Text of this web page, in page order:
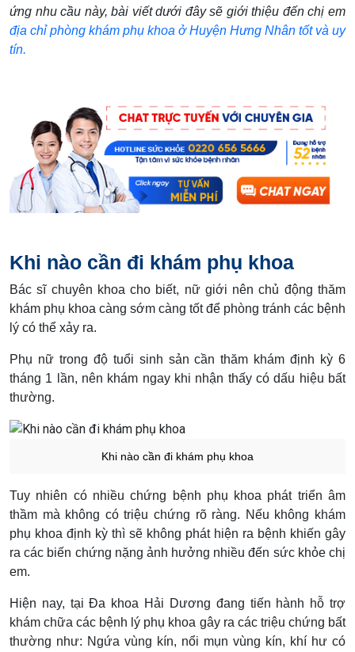
ứng nhu cầu này, bài viết dưới đây sẽ giới thiệu đến chị em
địa chỉ phòng khám phụ khoa ở Huyện Hưng Nhân tốt và uy
tín.
Khi nào cần đi khám phụ khoa
Bác sĩ chuyên khoa cho biết, nữ giới nên chủ động thăm
khám phụ khoa càng sớm càng tốt để phòng tránh các bệnh
lý có thể xảy ra.
Phụ nữ trong độ tuổi sinh sản cần thăm khám định kỳ 6
tháng 1 lần, nên khám ngay khi nhận thấy có dấu hiệu bất
thường.
Khi nào cần đi khám phụ khoa
Tuy nhiên có nhiều chứng bệnh phụ khoa phát triển âm
thầm mà không có triệu chứng rõ ràng. Nếu không khám
phụ khoa định kỳ thì sẽ không phát hiện ra bệnh khiến gây
ra các biến chứng nặng ảnh hưởng nhiều đến sức khỏe chị
em.
Hiện nay, tại Đa khoa Hải Dương đang tiến hành hỗ trợ
khám chữa các bệnh lý phụ khoa gây ra các triệu chứng bất
thường như: Ngứa vùng kín, nổi mụn vùng kín, khí hư có